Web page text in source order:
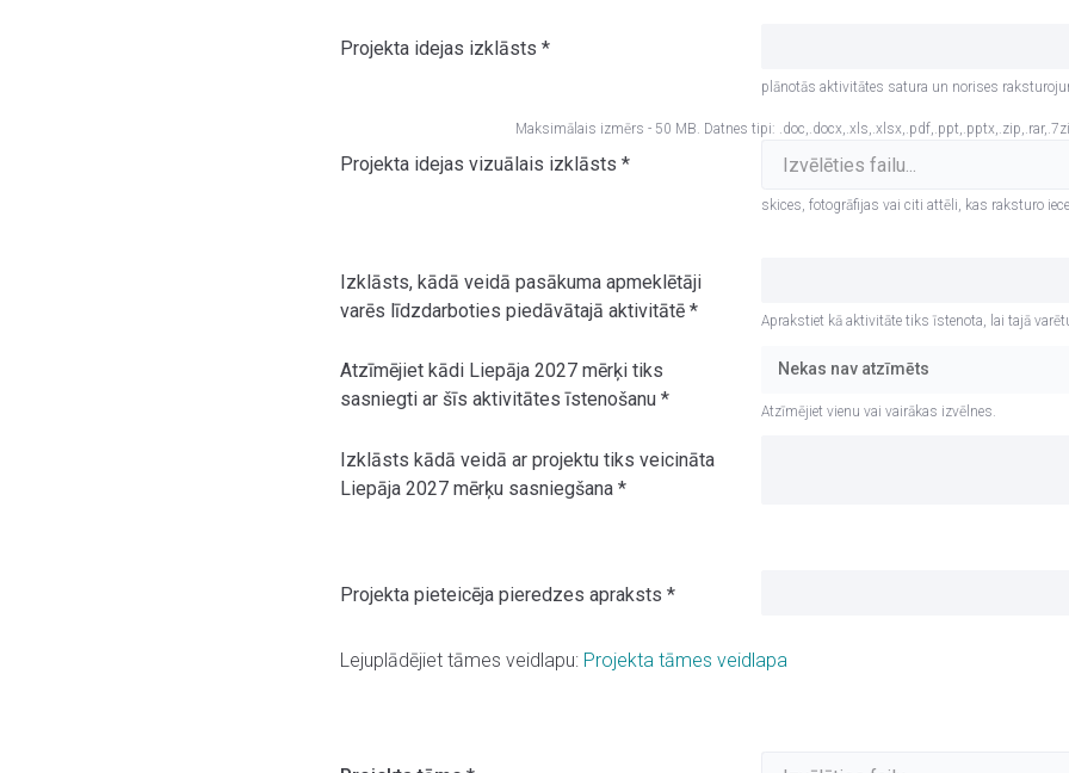
Projekta idejas izklāsts *
plānotās aktivitātes satura un norises
Maksimālais izmērs - 50 MB. Datnes tipi:
Projekta idejas vizuālais izklāsts *
skices, fotogrāfijas vai citi attēli, kas raksturo
Izklāsts, kādā veidā pasākuma apmeklētāji
varēs līdzdarboties piedāvātajā aktivitātē * Aprakstiet kā aktivitāte tiks īstenota, lai tajā
Atzīmējiet kādi Liepāja 2027 mērķi tiks
sasniegti ar šīs aktivitātes īstenošanu *
Nekas nav atzīmēts
Atzīmējiet vienu vai vairākas izvēlnes.
Izklāsts kādā veidā ar projektu tiks veicināta
Liepāja 2027 mērķu sasniegšana *
Projekta pieteicēja pieredzes apraksts *
Lejuplādējiet tāmes veidlapu: Projekta tāmes veidlapa